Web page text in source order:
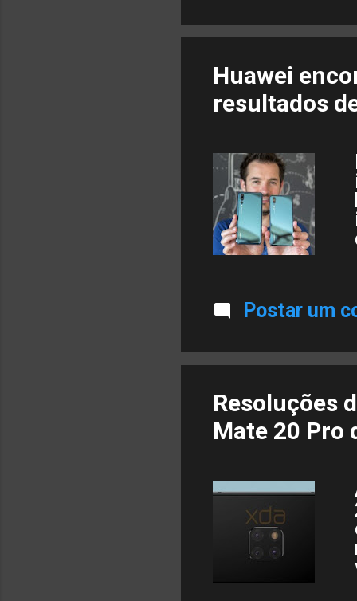
Huawei
resultados
Postar um
Resoluções
Mate 20 Pro